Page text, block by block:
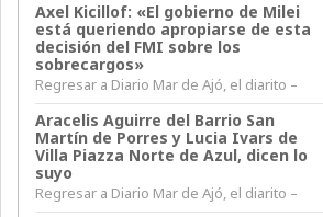
Axel Kicillof: «El gobierno de Milei
está queriendo apropiarse de esta
decisión del FMI sobre los
sobrecargos»
Regresar a Diario Mar de Ajó, el diarito –
Aracelis Aguirre del Barrio San
Martín de Porres y Lucia Ivars de
Villa Piazza Norte de Azul, dicen lo
suyo
Regresar a Diario Mar de Ajó, el diarito –